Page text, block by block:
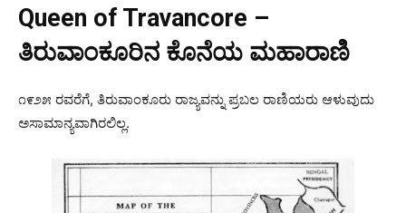
Queen of Travancore –
ತಿರುವಾಂಕೂರಿನ ಕೊನೆಯ ಮಹಾರಾಣಿ
೧೯೨೫ ರವರೆಗೆ, ತಿರುವಾಂಕೂರು ರಾಜ್ಯವನ್ನು ಪ್ರಬಲ ರಾಣಿಯರು ಆಳುವುದು
ಅಸಾಮಾನ್ಯವಾಗಿರಲಿಲ್ಲ.